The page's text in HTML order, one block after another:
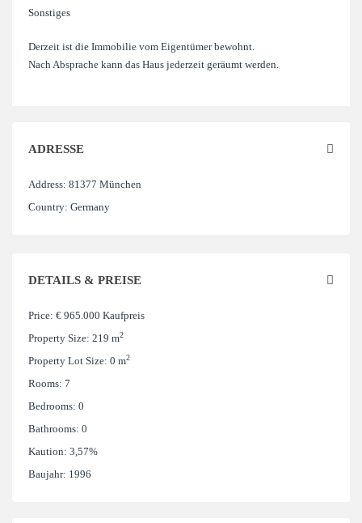
Sonstiges
Derzeit ist die Immobilie vom Eigentümer bewohnt.
Nach Absprache kann das Haus jederzeit geräumt werden.
ADRESSE
Address: 81377 München
Country: Germany
DETAILS & PREISE
Price: € 965.000 Kaufpreis
Property Size: 219 m2
Property Lot Size: 0 m2
Rooms: 7
Bedrooms: 0
Bathrooms: 0
Kaution: 3,57%
Baujahr: 1996